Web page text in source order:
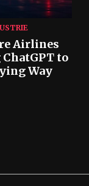
Airlines
to
Way